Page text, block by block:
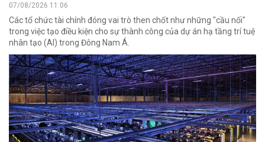
07/08/2026 11:06
Các tổ chức tài chính đóng vai trò then chốt như những "cầu nối"
trong việc tạo điều kiện cho sự thành công của dự án hạ tầng trí tuệ
nhân tạo (AI) trong Đông Nam Á.